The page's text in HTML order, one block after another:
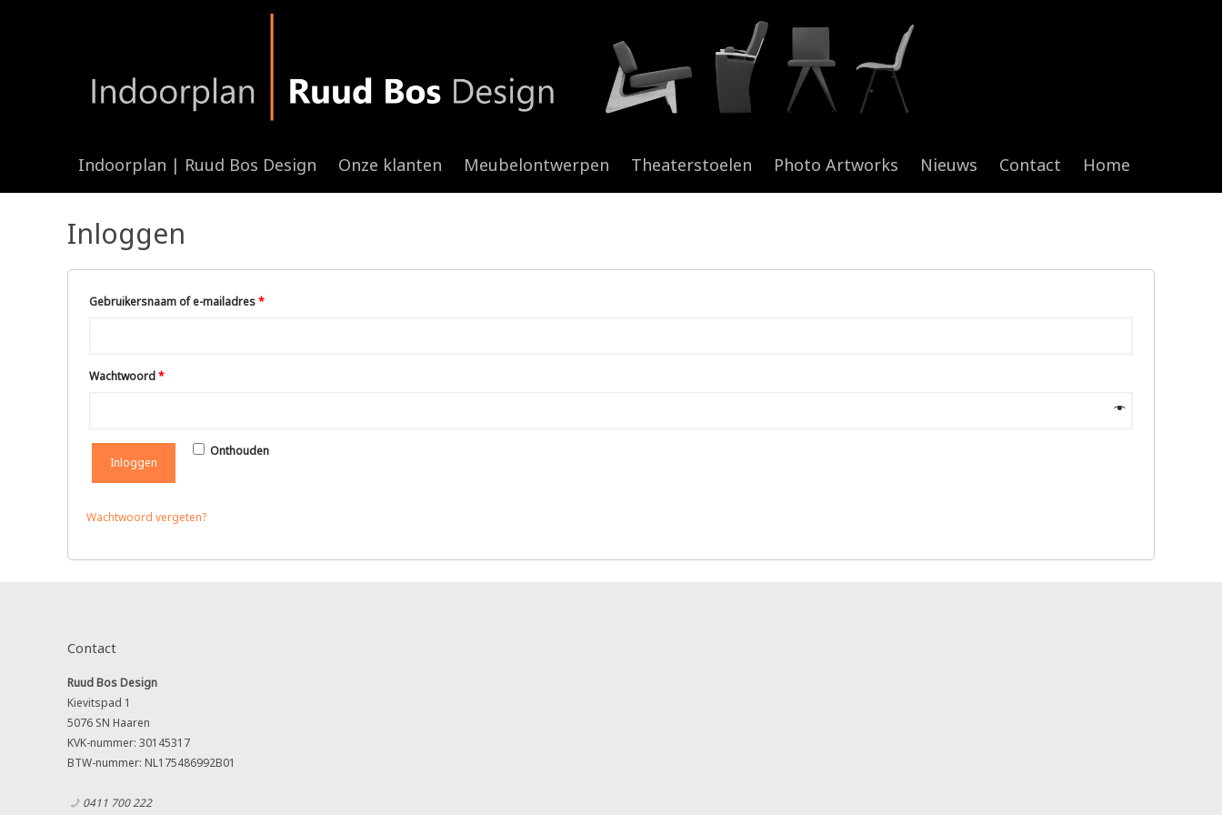
Indoorplan | Ruud Bos Design Onze klanten Meubelontwerpen Theaterstoelen Photo Artworks Nieuws Contact Home
Inloggen
Gebruikersnaam of e-mailadres*
Wachtwoord*
Onthouden
Inloggen
Wachtwoord vergeten?
Contact
Ruud Bos Design
Kievitspad 1
5076 SN Haaren
KVK-nummer: 30145317
BTW-nummer: NL175486992B01
0411 700 222